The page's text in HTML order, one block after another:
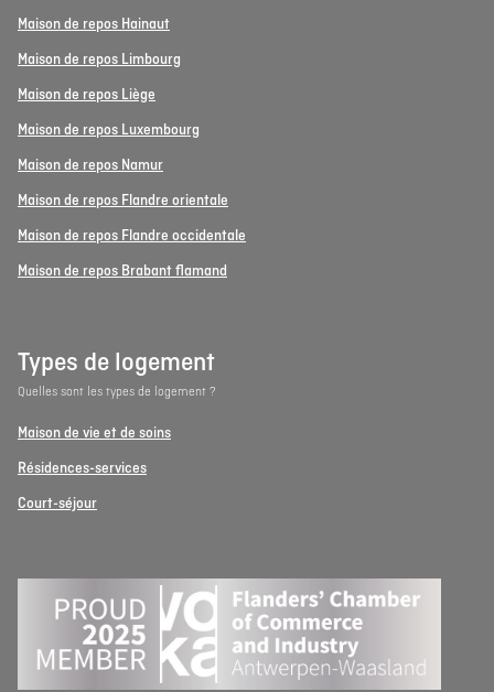
Maison de repos Hainaut
Maison de repos Limbourg
Maison de repos Liège
Maison de repos Luxembourg
Maison de repos Namur
Maison de repos Flandre orientale
Maison de repos Flandre occidentale
Maison de repos Brabant flamand
Types de logement
Quelles sont les types de logement ?
Maison de vie et de soins
Résidences-services
Court-séjour